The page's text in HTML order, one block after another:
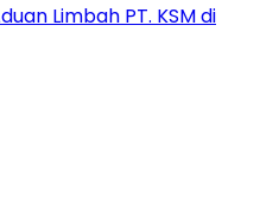
Limbah PT. KSM di